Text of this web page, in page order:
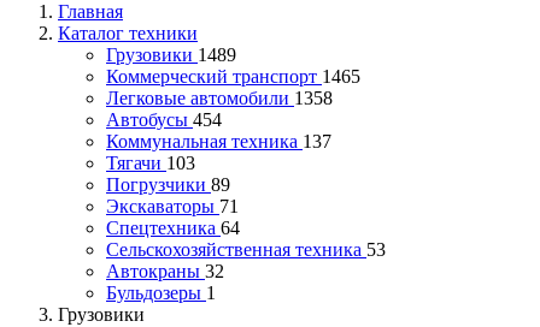
Главная
Каталог техники
Грузовики 1489
Коммерческий транспорт 1465
Легковые автомобили 1358
Автобусы 454
Коммунальная техника 137
Тягачи 103
Погрузчики 89
Экскаваторы 71
Спецтехника 64
Сельскохозяйственная техника 53
Автокраны 32
Бульдозеры 1
Грузовики